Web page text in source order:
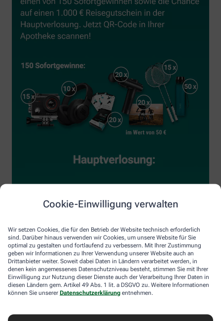
Cookie-Einwilligung verwalten
Wir setzen Cookies, die für den Betrieb der Website technisch erforderlich
sind. Darüber hinaus verwenden wir Cookies, um unsere Website für Sie
optimal zu gestalten und fortlaufend zu verbessern. Mit Ihrer Zustimmung
geben wir Informationen zu Ihrer Verwendung unserer Website auch an
Drittanbieter weiter. Soweit dabei Daten in Ländern verarbeitet werden, in
denen kein angemessenes Datenschutzniveau besteht, stimmen Sie mit Ihrer
Einwilligung zur Nutzung dieser Dienste auch der Verarbeitung Ihrer Daten in
diesen Ländern gem. Artikel 49 Abs. 1 lit. a DSGVO zu. Weitere Informationen
können Sie unserer Datenschutzerklärung entnehmen.